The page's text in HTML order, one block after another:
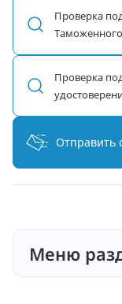
Проверка
Проверка
Отправить
Меню